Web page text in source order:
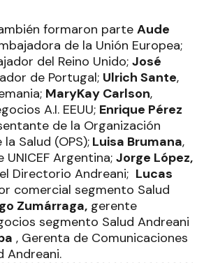
formaron parte Aude
de la Unión Europea;
del Reino Unido; José
de Portugal; Ulrich Sante,
MaryKay Carlson,
A.I. EEUU; Enrique Pérez
de la Organización
Salud (OPS); Luisa Brumana,
Argentina; Jorge López,
Directorio Andreani; Lucas
comercial segmento Salud
Zumárraga, gerente
segmento Salud Andreani
, Gerenta de Comunicaciones
Andreani.